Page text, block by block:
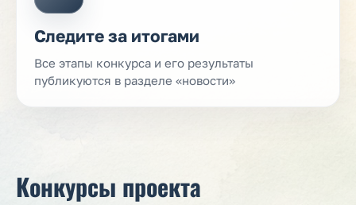
Следите за итогами
Все этапы конкурса и его результаты
публикуются в разделе «новости»
Конкурсы проекта